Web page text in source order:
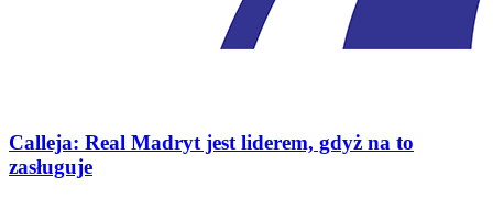
Calleja: Real Madryt jest liderem, gdyż na to
zasługuje